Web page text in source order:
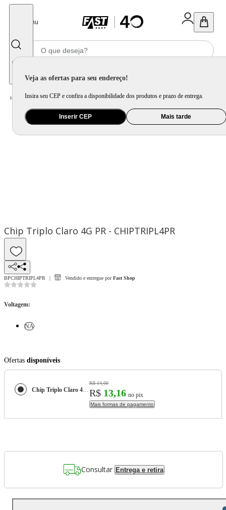
Menu
Veja as ofertas para seu endereço!
Insira seu CEP e confira a disponibilidade dos produtos e prazo de entrega.
Inserir CEP Mais tarde
Home Celular Tablet e Smartwatch / Acessório para Celular e Tablet
Chip Triplo Claro 4G PR - CHIPTRIPL4PR
BPCHIPTRIPL4PR Vendido e entregue por Fast Shop
Voltagem:
NA
Ofertas disponíveis
Chip Triplo Claro 4G PR - CHIPTRIPL4PR
R$ 14,00
R$ 13,16 no pix
Mais formas de pagamento
Consultar Entrega e retira